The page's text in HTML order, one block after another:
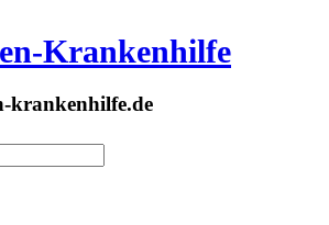
Krankenhilfe
krankenhilfe.de